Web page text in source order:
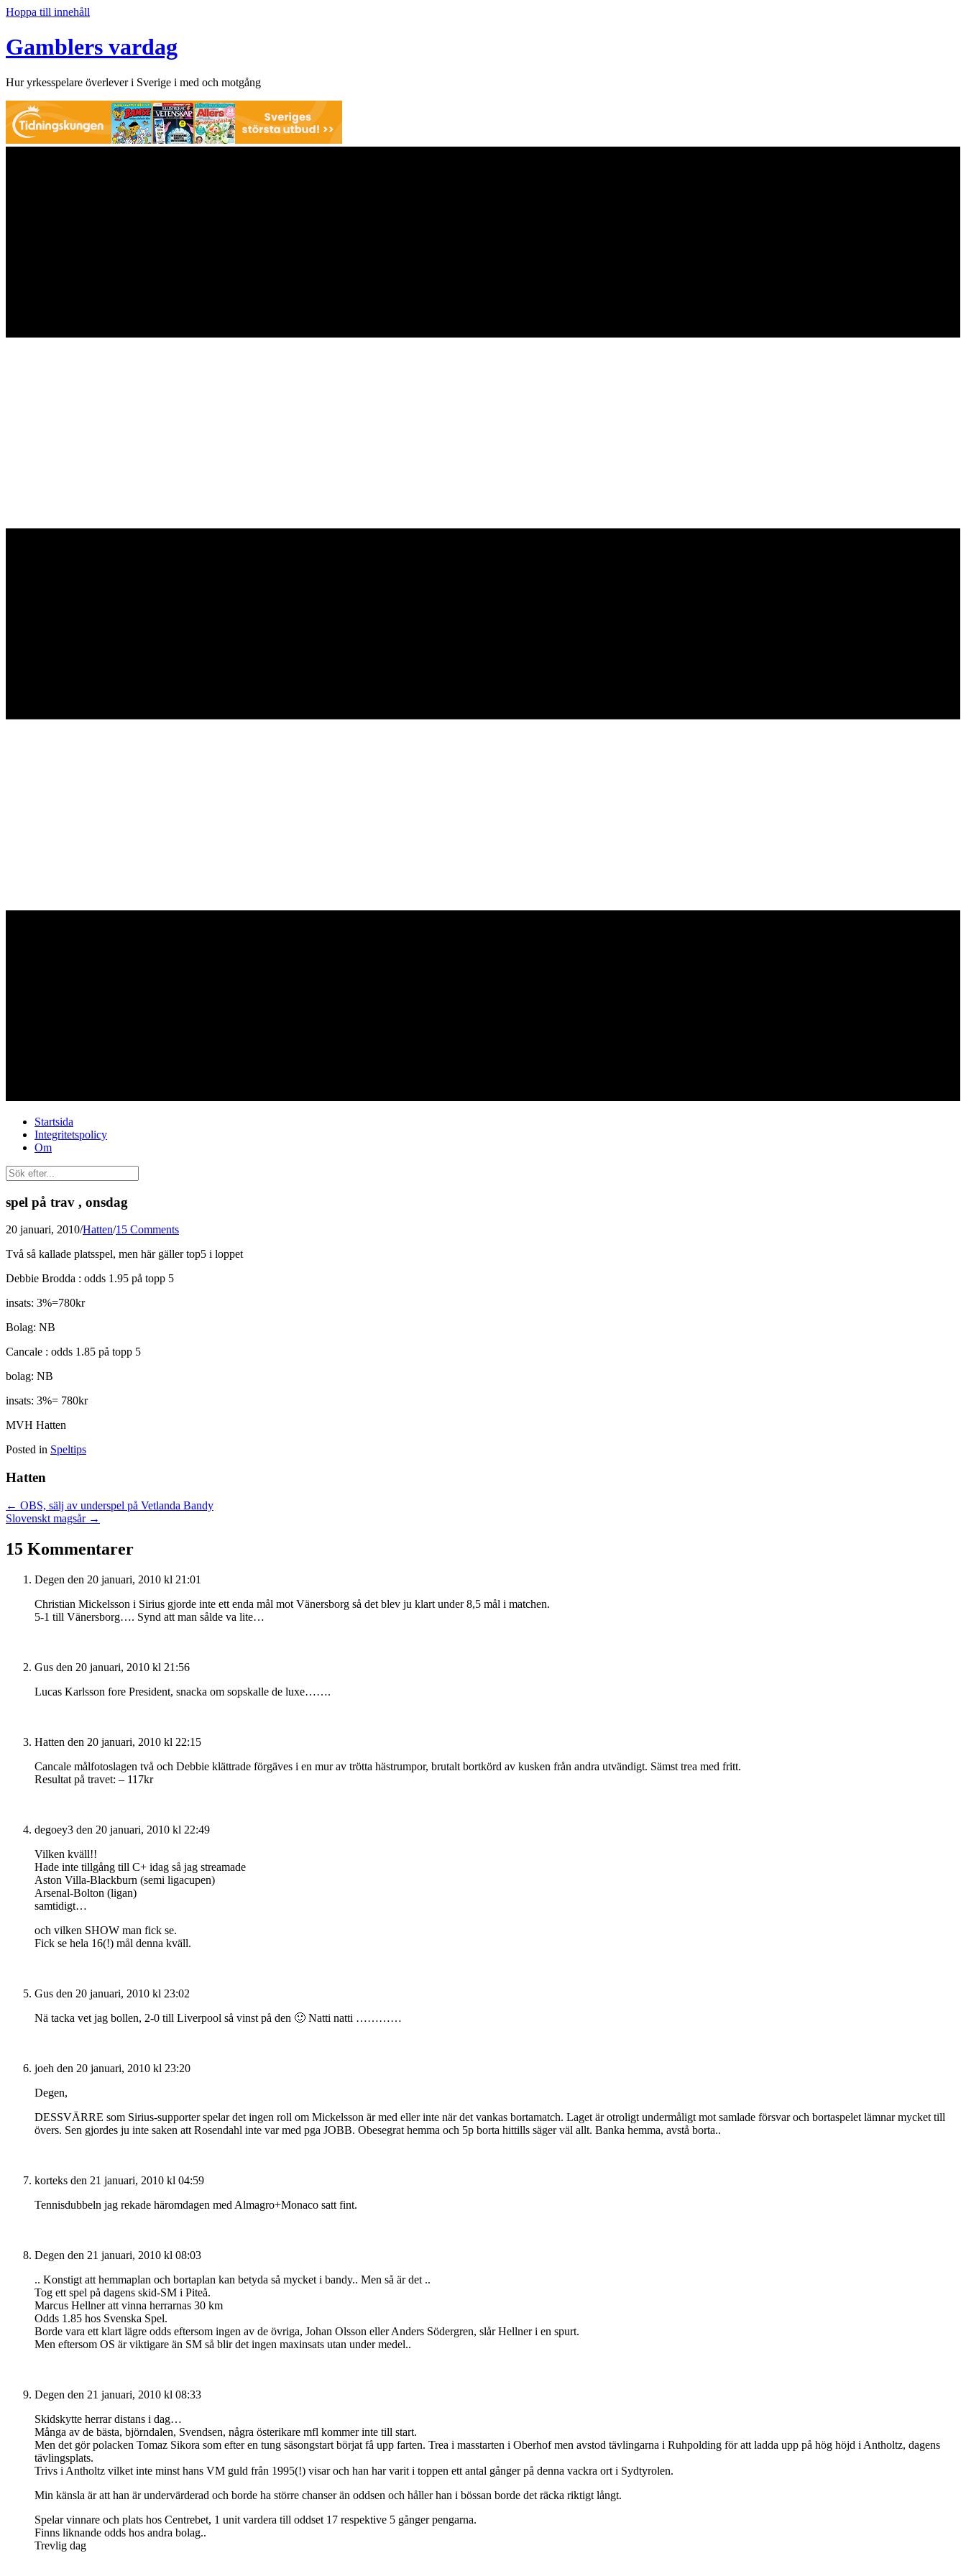
Hoppa till innehåll
Gamblers vardag
Hur yrkesspelare överlever i Sverige i med och motgång
Startsida
Integritetspolicy
Om
spel på trav , onsdag
20 januari, 2010/Hatten/15 Comments
Två så kallade platsspel, men här gäller top5 i loppet
Debbie Brodda : odds 1.95 på topp 5
insats: 3%=780kr
Bolag: NB
Cancale : odds 1.85 på topp 5
bolag: NB
insats: 3%= 780kr
MVH Hatten
Posted in Speltips
Hatten
Posts
navigation
← OBS, sälj av underspel på Vetlanda Bandy
Slovenskt magsår →
15 Kommentarer
Degen den 20 januari, 2010 kl 21:01
Christian Mickelsson i Sirius gjorde inte ett enda mål mot Vänersborg så det blev ju klart under 8,5 mål i matchen.
5-1 till Vänersborg…. Synd att man sålde va lite…
Gus den 20 januari, 2010 kl 21:56
Lucas Karlsson fore President, snacka om sopskalle de luxe…….
Hatten den 20 januari, 2010 kl 22:15
Cancale målfotoslagen två och Debbie klättrade förgäves i en mur av trötta hästrumpor, brutalt bortkörd av kusken från andra utvändigt. Sämst trea med fritt.
Resultat på travet: – 117kr
degoey3 den 20 januari, 2010 kl 22:49
Vilken kväll!!
Hade inte tillgång till C+ idag så jag streamade
Aston Villa-Blackburn (semi ligacupen)
Arsenal-Bolton (ligan)
samtidigt…
och vilken SHOW man fick se.
Fick se hela 16(!) mål denna kväll.
Gus den 20 januari, 2010 kl 23:02
Nä tacka vet jag bollen, 2-0 till Liverpool så vinst på den 🙂 Natti natti …………
joeh den 20 januari, 2010 kl 23:20
Degen,
DESSVÄRRE som Sirius-supporter spelar det ingen roll om Mickelsson är med eller inte när det vankas bortamatch. Laget är otroligt undermåligt mot samlade försvar och bortaspelet lämnar mycket till
övers. Sen gjordes ju inte saken att Rosendahl inte var med pga JOBB. Obesegrat hemma och 5p borta hittills säger väl allt. Banka hemma, avstå borta..
korteks den 21 januari, 2010 kl 04:59
Tennisdubbeln jag rekade häromdagen med Almagro+Monaco satt fint.
Degen den 21 januari, 2010 kl 08:03
.. Konstigt att hemmaplan och bortaplan kan betyda så mycket i bandy.. Men så är det ..
Tog ett spel på dagens skid-SM i Piteå.
Marcus Hellner att vinna herrarnas 30 km
Odds 1.85 hos Svenska Spel.
Borde vara ett klart lägre odds eftersom ingen av de övriga, Johan Olsson eller Anders Södergren, slår Hellner i en spurt.
Men eftersom OS är viktigare än SM så blir det ingen maxinsats utan under medel..
Degen den 21 januari, 2010 kl 08:33
Skidskytte herrar distans i dag…
Många av de bästa, björndalen, Svendsen, några österikare mfl kommer inte till start.
Men det gör polacken Tomaz Sikora som efter en tung säsongstart börjat få upp farten. Trea i masstarten i Oberhof men avstod tävlingarna i Ruhpolding för att ladda upp på hög höjd i Antholtz, dagens
tävlingsplats.
Trivs i Antholtz vilket inte minst hans VM guld från 1995(!) visar och han har varit i toppen ett antal gånger på denna vackra ort i Sydtyrolen.
Min känsla är att han är undervärderad och borde ha större chanser än oddsen och håller han i bössan borde det räcka riktigt långt.
Spelar vinnare och plats hos Centrebet, 1 unit vardera till oddset 17 respektive 5 gånger pengarna.
Finns liknande odds hos andra bolag..
Trevlig dag